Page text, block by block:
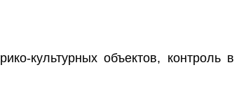
культурных объектов, контроль в